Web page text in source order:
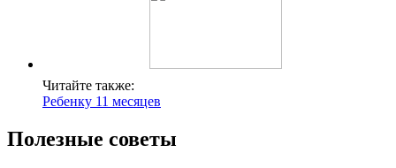
Читайте также:
Ребенку 11 месяцев
Полезные советы